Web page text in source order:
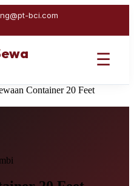
bci.com
☰
Container 20 Feet